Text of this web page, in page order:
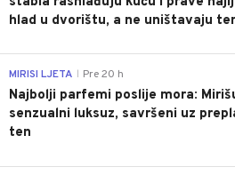
hlad u dvorištu, a ne uništavaju
MIRISI LJETA Pre 20 h
Najbolji parfemi poslije mora:
senzualni luksuz, savršeni uz
ten